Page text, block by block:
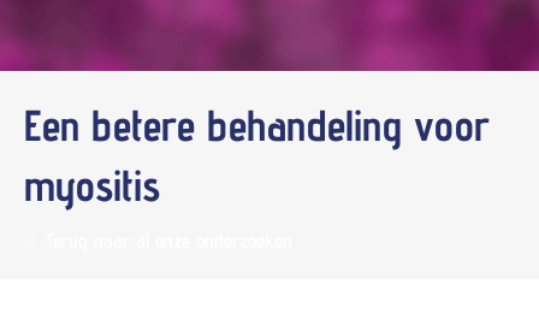
Een betere behandeling voor
myositis